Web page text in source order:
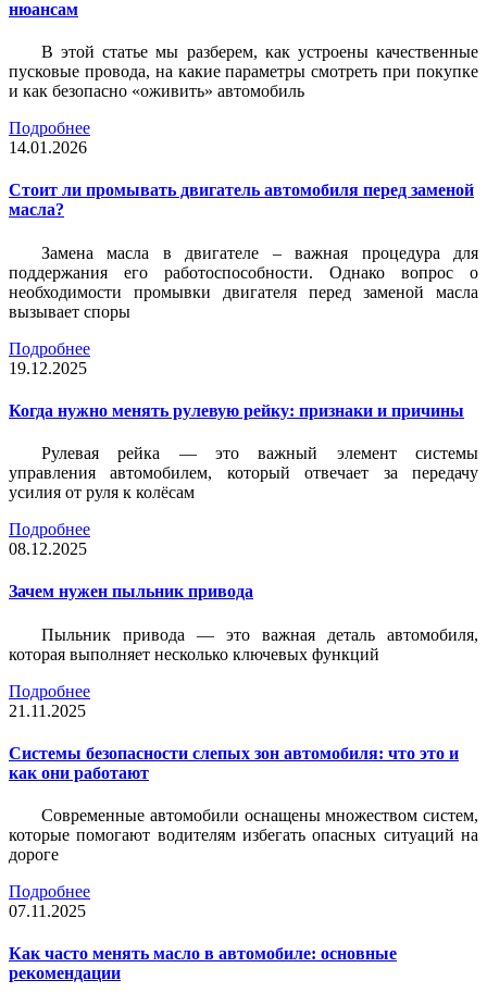
нюансам
В этой статье мы разберем, как устроены качественные
пусковые провода, на какие параметры смотреть при покупке
и как безопасно «оживить» автомобиль
Подробнее
14.01.2026
Стоит ли промывать двигатель автомобиля перед заменой
масла?
Замена масла в двигателе – важная процедура для
поддержания его работоспособности. Однако вопрос о
необходимости промывки двигателя перед заменой масла
вызывает споры
Подробнее
19.12.2025
Когда нужно менять рулевую рейку: признаки и причины
Рулевая рейка — это важный элемент системы
управления автомобилем, который отвечает за передачу
усилия от руля к колёсам
Подробнее
08.12.2025
Зачем нужен пыльник привода
Пыльник привода — это важная деталь автомобиля,
которая выполняет несколько ключевых функций
Подробнее
21.11.2025
Системы безопасности слепых зон автомобиля: что это и
как они работают
Современные автомобили оснащены множеством систем,
которые помогают водителям избегать опасных ситуаций на
дороге
Подробнее
07.11.2025
Как часто менять масло в автомобиле: основные
рекомендации